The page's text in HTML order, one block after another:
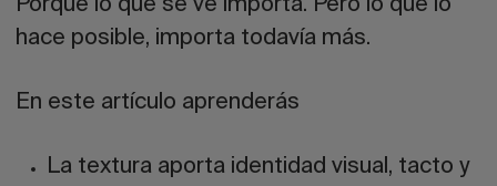
Porque lo que se ve importa. Pero lo que lo
hace posible, importa todavía más.
En este artículo aprenderás
La textura aporta identidad visual, tacto y